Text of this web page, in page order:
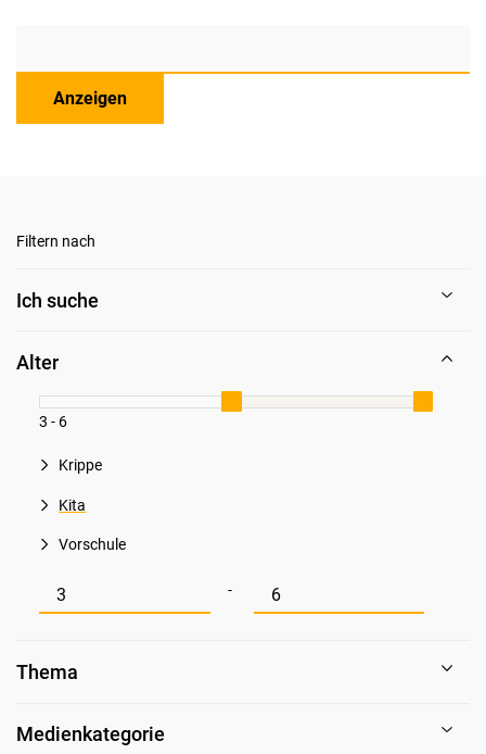
Anzeigen
Filtern nach
Ich suche
Alter
3 - 6
Krippe
Kita
Vorschule
Mindestwert für Alter -
Maximalwert für Alter
Thema
Medienkategorie